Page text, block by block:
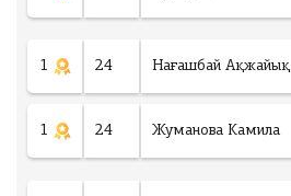
1 24 Нағашбай Ақжайық
1 24 Жуманова Камила